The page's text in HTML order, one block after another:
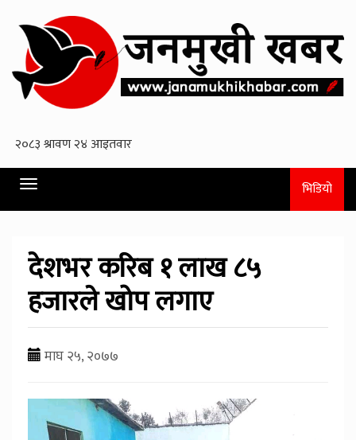
Toggle
navigation
भिडियो
देशभर करिब १ लाख ८५
हजारले खोप लगाए
माघ २५, २०७७